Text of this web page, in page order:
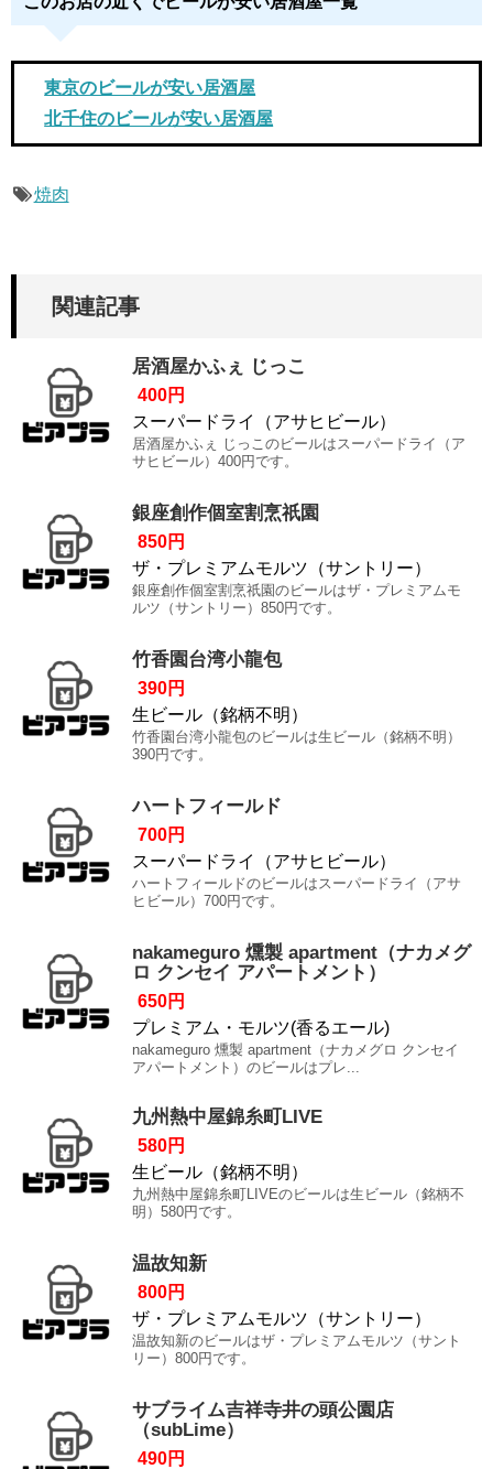
東京のビールが安い居酒屋
北千住のビールが安い居酒屋
焼肉
関連記事
居酒屋かふぇ じっこ
400円
スーパードライ（アサヒビール）
居酒屋かふぇ じっこのビールはスーパードライ（ア
サヒビール）400円です。
銀座創作個室割烹祇園
850円
ザ・プレミアムモルツ（サントリー）
銀座創作個室割烹祇園のビールはザ・プレミアムモ
ルツ（サントリー）850円です。
竹香園台湾小龍包
390円
生ビール（銘柄不明）
竹香園台湾小龍包のビールは生ビール（銘柄不明）
390円です。
ハートフィールド
700円
スーパードライ（アサヒビール）
ハートフィールドのビールはスーパードライ（アサ
ヒビール）700円です。
nakameguro 燻製 apartment（ナカメグ
ロ クンセイ アパートメント）
650円
プレミアム・モルツ(香るエール)
nakameguro 燻製 apartment（ナカメグロ クンセイ
アパートメント）のビールはプレ...
九州熱中屋錦糸町LIVE
580円
生ビール（銘柄不明）
九州熱中屋錦糸町LIVEのビールは生ビール（銘柄不
明）580円です。
温故知新
800円
ザ・プレミアムモルツ（サントリー）
温故知新のビールはザ・プレミアムモルツ（サント
リー）800円です。
サブライム吉祥寺井の頭公園店
（subLime）
490円